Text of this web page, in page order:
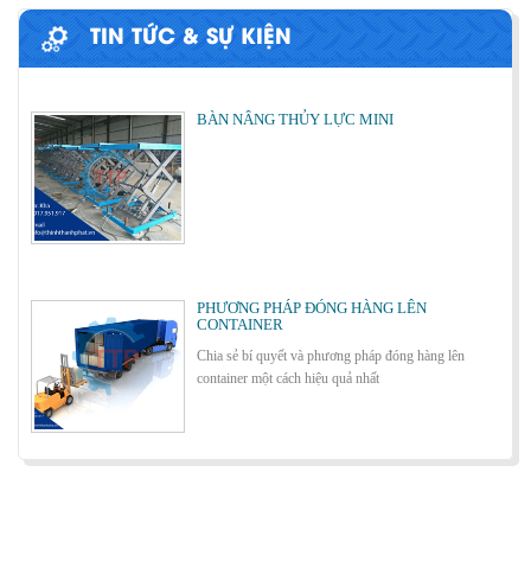
TIN TỨC & SỰ KIỆN
CONTAINER
container một cách hiệu quả nhất
ỨNG DỤNG CỦA BÀN NÂNG THỦY LỰC